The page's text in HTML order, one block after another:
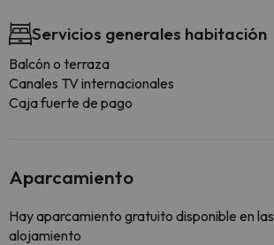
Servicios generales habitación
Balcón o terraza
Canales TV internacionales
Caja fuerte de pago
Aparcamiento
Hay aparcamiento gratuito disponible en
alojamiento